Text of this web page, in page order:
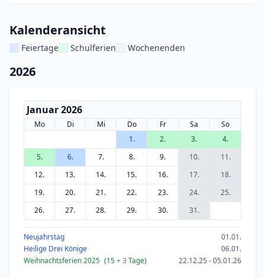
Kalenderansicht
Feiertage Schulferien Wochenenden
2026
Januar 2026
Mo Di Mi Do Fr Sa
So
1.
2. 3.
4.
5.
6. 7. 8. 9. 10.
11.
12.
13. 14. 15. 16. 17.
18.
19.
20. 21. 22. 23. 24.
25.
26.
27. 28. 29. 30. 31.
Neujahrstag
01.01.
Heilige Drei Könige
06.01.
Weihnachtsferien 2025 (15+ 3 Tage) 22.12.25 - 05.01.26